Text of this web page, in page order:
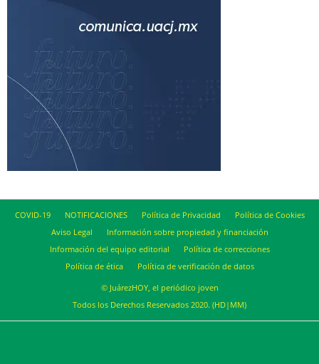
COVID-19 NOTIFICACIONES Política de Privacidad
Política de Cookies
Aviso Legal
Información sobre propiedad y financiación
Información del equipo editorial
Política de correcciones
Política de ética
Política de verificación de datos
© JuárezHOY, el periódico joven
Todos los Derechos Reservados 2020. (HD|MM)